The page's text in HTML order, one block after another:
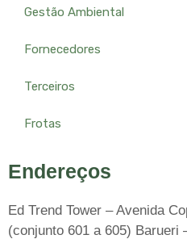
Gestão Ambiental
Fornecedores
Terceiros
Frotas
Endereços
Ed Trend Tower – Avenida
(conjunto 601 a 605) Barueri